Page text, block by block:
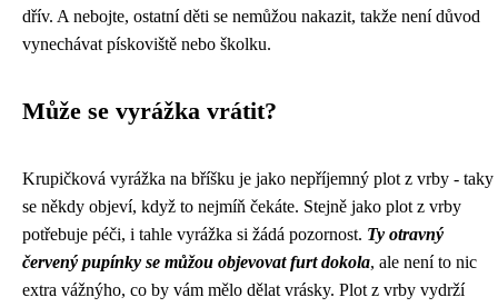
dřív. A nebojte, ostatní děti se nemůžou nakazit, takže není důvod
vynechávat pískoviště nebo školku.
Může se vyrážka vrátit?
Krupičková vyrážka na bříšku je jako nepříjemný plot z vrby - taky
se někdy objeví, když to nejmíň čekáte. Stejně jako plot z vrby
potřebuje péči, i tahle vyrážka si žádá pozornost. Ty otravný
červený pupínky se můžou objevovat furt dokola, ale není to nic
extra vážnýho, co by vám mělo dělat vrásky. Plot z vrby vydrží